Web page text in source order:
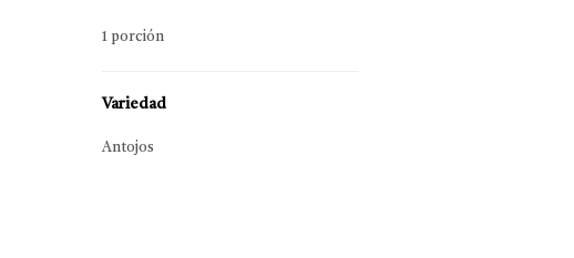
1 porción
Variedad
Antojos